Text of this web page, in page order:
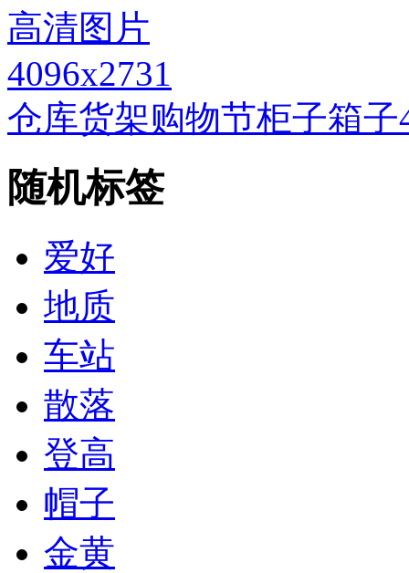
4096x2731
仓库货架购物节柜子箱
随机标签
爱好
地质
车站
散落
登高
帽子
金黄